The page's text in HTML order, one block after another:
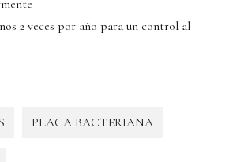
2 veces por año para un control al
PLACA BACTERIANA